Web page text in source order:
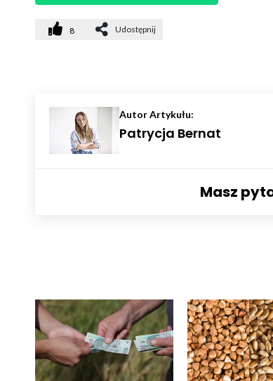
8 Udostępnij
Autor Artykułu:
Patrycja Bernat
Masz